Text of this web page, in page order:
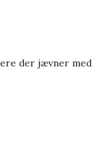
der jævner med